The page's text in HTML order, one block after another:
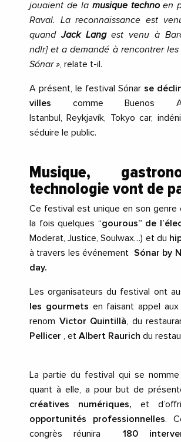
jouaient de la musique technoen
Raval. La reconnaissance est
quandJack Langest venu à
ndlr] et a demandé à rencontrer les
Sónar », relate t-il.
A présent, le festival Sónar se
villes comme Buenos
Istanbul, Reykjavík, Tokyo car,
séduire le public.
Musique,
technologie vont de
Ce festival est unique en son genre
la fois quelques “gourous” de
Moderat, Justice, Soulwax…) et du
à travers les événement Sónar by
day.
Les organisateurs du festival ont
les gourmets en faisant appel
renom Victor Quintillà, du
Pellicer , et Albert Raurich du
La partie du festival qui se
quant à elle, a pour but de
créatives numériques, et
opportunités professionnelles.
congrès réunira 180